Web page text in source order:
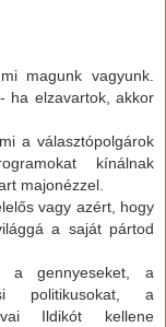
magunk vagyunk.
ha elzavartok, akkor
a választópolgárok
kínálnak
majonézzel.
vagy azért, hogy
a saját pártod
a gennyeseket, a
politikusokat, a
Ildikót kellene